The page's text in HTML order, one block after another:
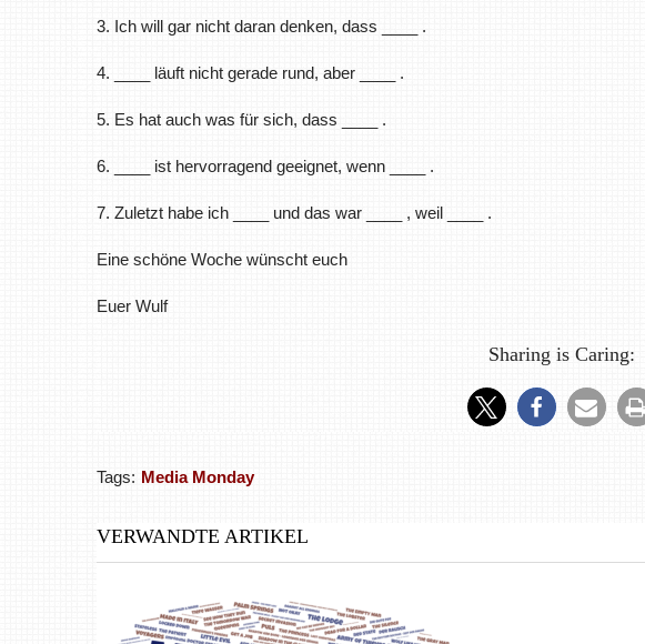
3. Ich will gar nicht daran denken, dass ____ .
4. ____ läuft nicht gerade rund, aber ____ .
5. Es hat auch was für sich, dass ____ .
6. ____ ist hervorragend geeignet, wenn ____ .
7. Zuletzt habe ich ____ und das war ____ , weil ____ .
Eine schöne Woche wünscht euch
Euer Wulf
Sharing is Caring:
Tags: Media Monday
VERWANDTE ARTIKEL